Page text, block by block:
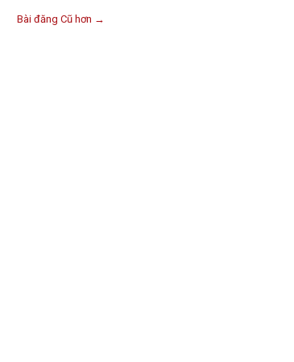
Bài đăng Cũ hơn →